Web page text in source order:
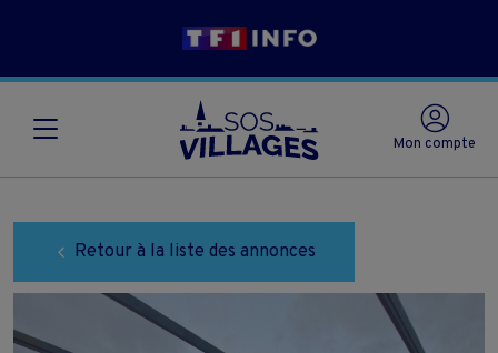
Mon compte
Retour à la liste des annonces